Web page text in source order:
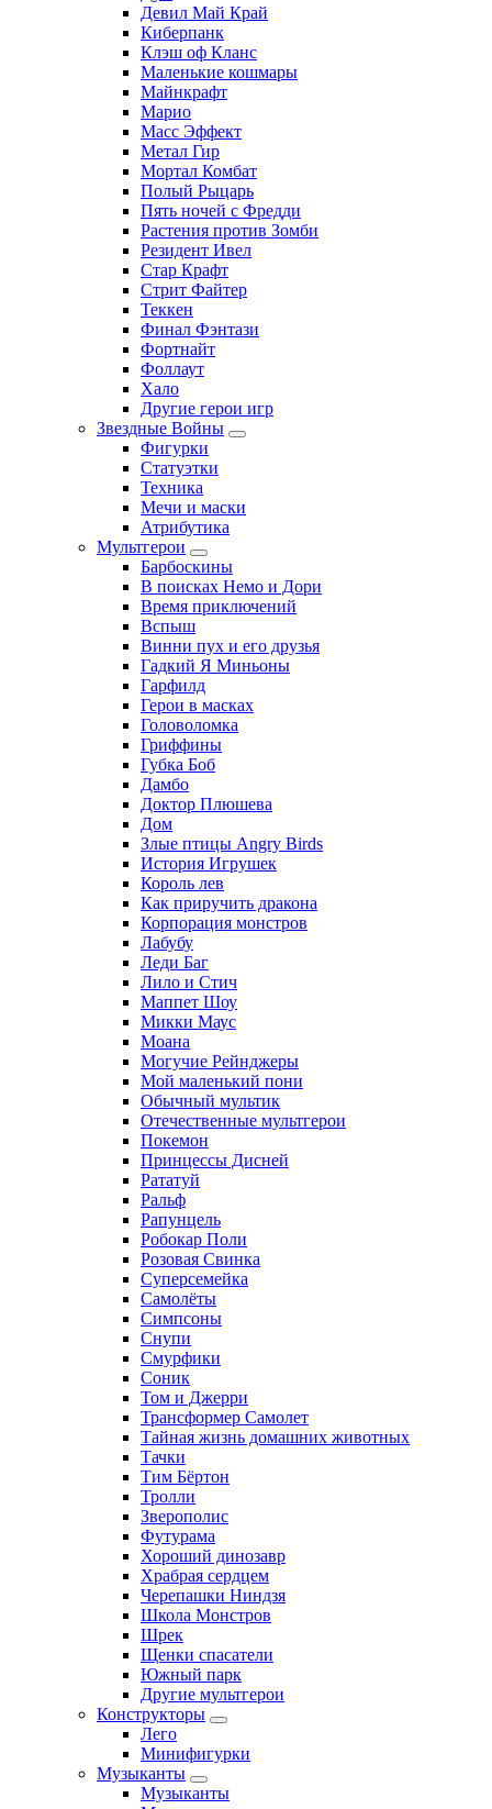
Девил Май Край
Киберпанк
Клэш оф Кланс
Маленькие кошмары
Майнкрафт
Марио
Масс Эффект
Метал Гир
Мортал Комбат
Полый Рыцарь
Пять ночей с Фредди
Растения против Зомби
Резидент Ивел
Стар Крафт
Стрит Файтер
Теккен
Финал Фэнтази
Фортнайт
Фоллаут
Хало
Другие герои игр
Звездные Войны
Фигурки
Статуэтки
Техника
Мечи и маски
Атрибутика
Мультгерои
Барбоскины
В поисках Немо и Дори
Время приключений
Вспыш
Винни пух и его друзья
Гадкий Я Миньоны
Гарфилд
Герои в масках
Головоломка
Гриффины
Губка Боб
Дамбо
Доктор Плюшева
Дом
Злые птицы Angry Birds
История Игрушек
Король лев
Как приручить дракона
Корпорация монстров
Лабубу
Леди Баг
Лило и Стич
Маппет Шоу
Микки Маус
Моана
Могучие Рейнджеры
Мой маленький пони
Обычный мультик
Отечественные мультгерои
Покемон
Принцессы Дисней
Рататуй
Ральф
Рапунцель
Робокар Поли
Розовая Свинка
Суперсемейка
Самолёты
Симпсоны
Снупи
Смурфики
Соник
Том и Джерри
Трансформер Самолет
Тайная жизнь домашних животных
Тачки
Тим Бёртон
Тролли
Зверополис
Футурама
Хороший динозавр
Храбрая сердцем
Черепашки Ниндзя
Школа Монстров
Шрек
Щенки спасатели
Южный парк
Другие мультгерои
Конструкторы
Лего
Минифигурки
Музыканты
Музыканты